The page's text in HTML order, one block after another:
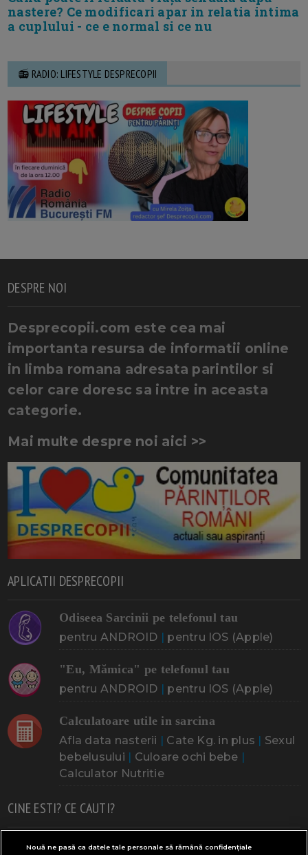
nastere? Ce modificari apar in relatia intima
a cuplului - ce e normal si ce nu
📻 RADIO: LIFESTYLE DESPRECOPII
DESPRE NOI
Desprecopii.com este cea mai
importanta resursa de informatii online
in limba romana adresata parintilor si
celor care doresc sa intre in aceasta
categorie.
Mai multe despre noi aici >>
APLICATII DESPRECOPII
Odiseea Sarcinii pe telefonul tau
pentru ANDROID | pentru IOS (Apple)
"Eu, Mămica" pe telefonul tau
pentru ANDROID | pentru IOS (Apple)
Calculatoare utile in sarcina
Afla data nasterii | Cate Kg. in plus | Sexul
bebelusului | Culoare ochi bebe |
Calculator Nutritie
CINE ESTI? CE CAUTI?
Doresc un copil Adoptia Probleme cu sarcina
Nouă ne pasă ca datele tale personale să rămână confidențiale